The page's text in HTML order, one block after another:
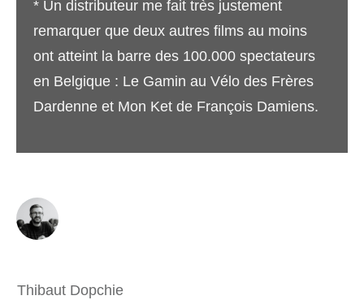
* Un distributeur me fait très justement
remarquer que deux autres films au moins
ont atteint la barre des 100.000 spectateurs
en Belgique : Le Gamin au Vélo des Frères
Dardenne et Mon Ket de François Damiens.
Thibaut Dopchie